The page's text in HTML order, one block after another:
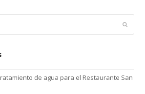
Enviar
de agua para el Restaurante San